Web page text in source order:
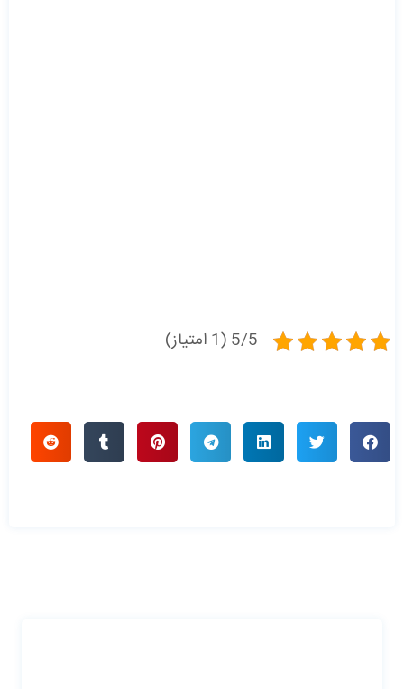
5/5 (1 امتیاز)